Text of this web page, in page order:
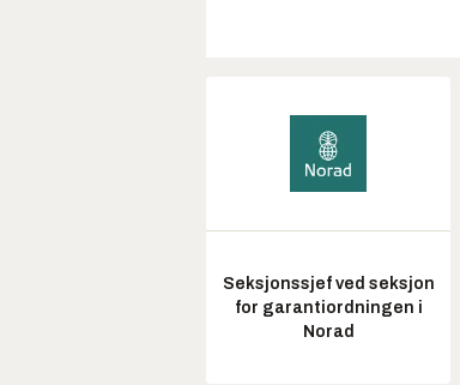
Seksjonssjef ved seksjon
for garantiordningen i
Norad